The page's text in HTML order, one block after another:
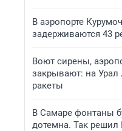
В аэропорте Курумоч
задерживаются 43
Воют сирены,
закрывают: на Урал
ракеты
В Самаре фонтаны
дотемна. Так решил